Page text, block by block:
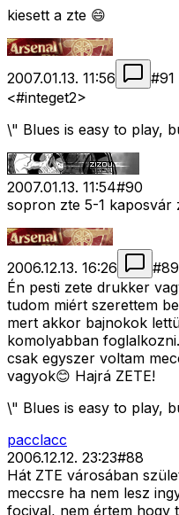
kiesett a zte 😄
2007.01.13. 11:56 #91
<#integet2>
\" Blues is easy to play,
2007.01.13. 11:54#90
sopron zte 5-1 kaposvár
2006.12.13. 16:26 #89
Én pesti zete drukker
tudom miért szerettem
mert akkor bajnokok
komolyabban
csak egyszer voltam
vagyok😊 Hajrá ZETE!
\" Blues is easy to play,
pacclacc
2006.12.12. 23:23#88
Hát ZTE városában
meccsre ha nem lesz
focival, nem értem hogy